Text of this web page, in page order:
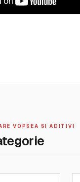
VOPSEA SI ADITIVI